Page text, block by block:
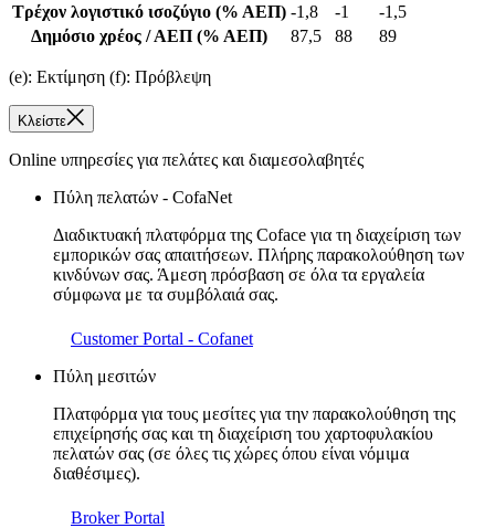
Τρέχον λογιστικό ισοζύγιο (% ΑΕΠ) -1,8 -1
-1,5
Δημόσιο χρέος / ΑΕΠ (% ΑΕΠ) 87,5 88 89
(e): Εκτίμηση (f): Πρόβλεψη
Κλείστε
Online υπηρεσίες για πελάτες και διαμεσολαβητές
Πύλη πελατών - CofaNet
Διαδικτυακή πλατφόρμα της Coface για τη διαχείριση των
εμπορικών σας απαιτήσεων. Πλήρης παρακολούθηση των
κινδύνων σας. Άμεση πρόσβαση σε όλα τα εργαλεία
σύμφωνα με τα συμβόλαιά σας.
Customer Portal - Cofanet
Πύλη μεσιτών
Πλατφόρμα για τους μεσίτες για την παρακολούθηση της
επιχείρησής σας και τη διαχείριση του χαρτοφυλακίου
πελατών σας (σε όλες τις χώρες όπου είναι νόμιμα
διαθέσιμες).
Broker Portal